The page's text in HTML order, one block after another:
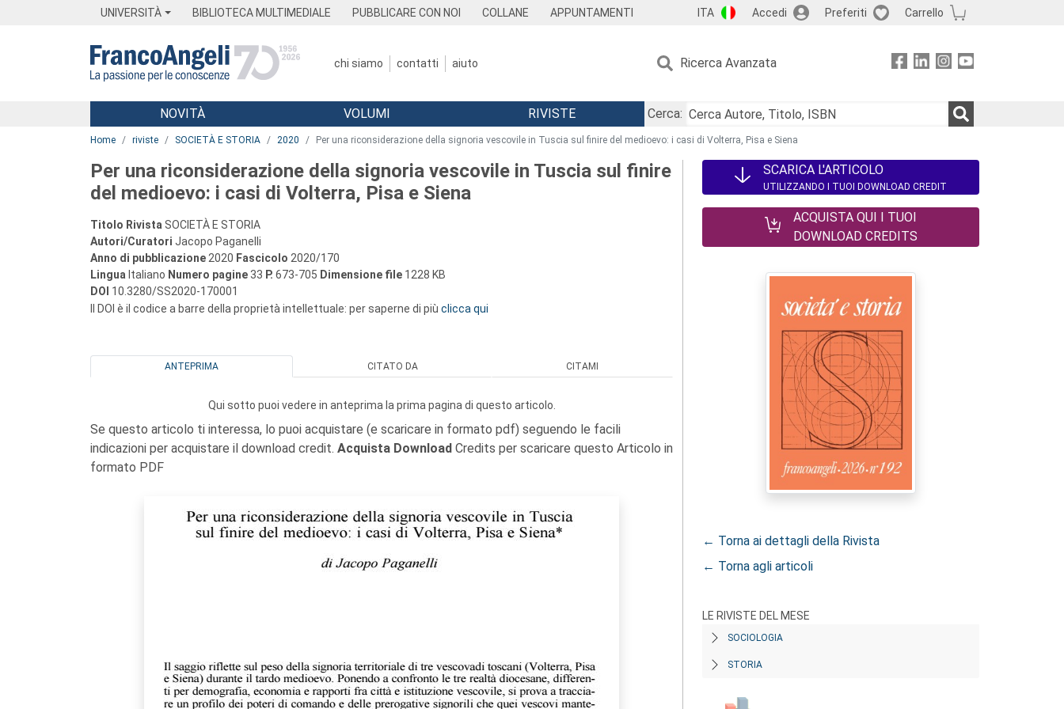
UNIVERSITÀ BIBLIOTECA MULTIMEDIALE PUBBLICARE CON NOI COLLANE APPUNTAMENTI ITA Accedi Preferiti Carrello
chi siamo contatti aiuto Ricerca Avanzata
Menu
NOVITÀ VOLUMI RIVISTE
Cerca:
Home riviste SOCIETÀ E STORIA 2020 Per una riconsiderazione della signoria vescovile in Tuscia sul finire del medioevo: i casi di Volterra, Pisa e Siena
Per una riconsiderazione della signoria vescovile in Tuscia sul finire
del medioevo: i casi di Volterra, Pisa e Siena
Titolo Rivista SOCIETÀ E STORIA
Autori/Curatori Jacopo Paganelli
Anno di pubblicazione 2020 Fascicolo 2020/170
Lingua Italiano Numero pagine 33 P. 673-705 Dimensione file 1228 KB
DOI 10.3280/SS2020-170001
Il DOI è il codice a barre della proprietà intellettuale: per saperne di più clicca qui
ANTEPRIMA CITATO DA CITAMI
Qui sotto puoi vedere in anteprima la prima pagina di questo articolo.
Se questo articolo ti interessa, lo puoi acquistare (e scaricare in formato pdf) seguendo le facili
indicazioni per acquistare il download credit. Acquista Download Credits per scaricare questo Articolo in
formato PDF
SCARICA L'ARTICOLO
UTILIZZANDO I TUOI DOWNLOAD CREDIT
ACQUISTA QUI I TUOI
DOWNLOAD CREDITS
← Torna ai dettagli della Rivista
← Torna agli articoli
LE RIVISTE DEL MESE
SOCIOLOGIA
STORIA